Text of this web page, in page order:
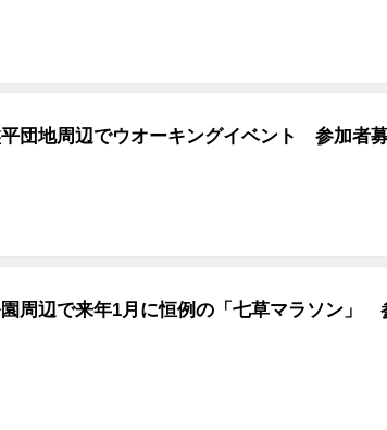
団地周辺でウオーキングイベント 参加者
周辺で来年1月に恒例の「七草マラソン」